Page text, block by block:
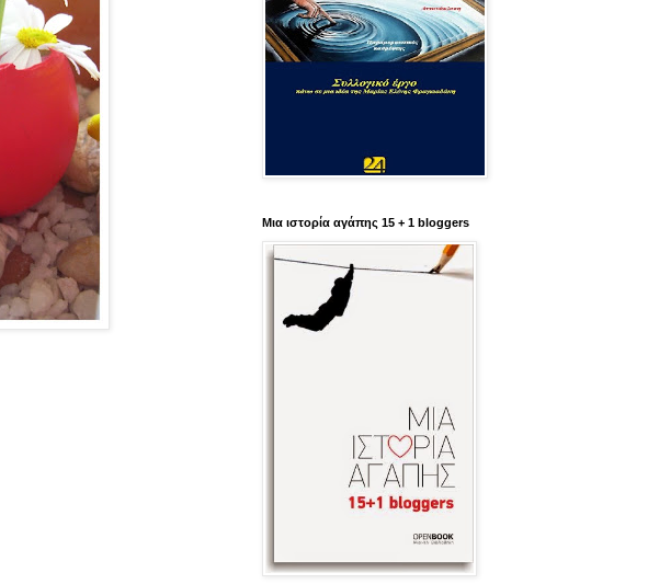
Μια ιστορία αγάπης 15 + 1 bloggers